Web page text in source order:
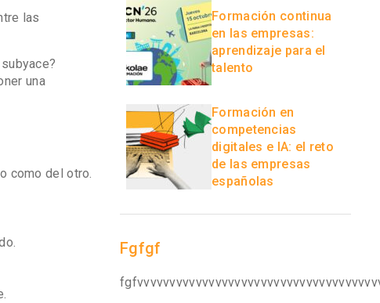
las
una
como del otro.
Formación continua
en las empresas:
aprendizaje para el
talento
Formación en
competencias
digitales e IA: el reto
de las empresas
españolas
Fgfgf